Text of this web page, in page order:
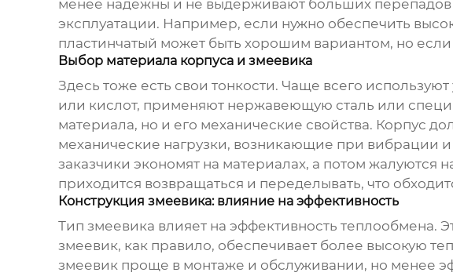
менее надежны и не выдерживают больших перепадов
эксплуатации. Например, если нужно обеспечить
пластинчатый может быть хорошим вариантом, но
Выбор материала корпуса и змеевика
Здесь тоже есть свои тонкости. Чаще всего
или кислот, применяют нержавеющую сталь или
материала, но и его механические свойства. Корпус
механические нагрузки, возникающие при вибрации
заказчики экономят на материалах, а потом
приходится возвращаться и переделывать, что
Конструкция змеевика: влияние на эффективность
Тип змеевика влияет на эффективность
змеевик, как правило, обеспечивает более высокую
змеевик проще в монтаже и обслуживании, но менее